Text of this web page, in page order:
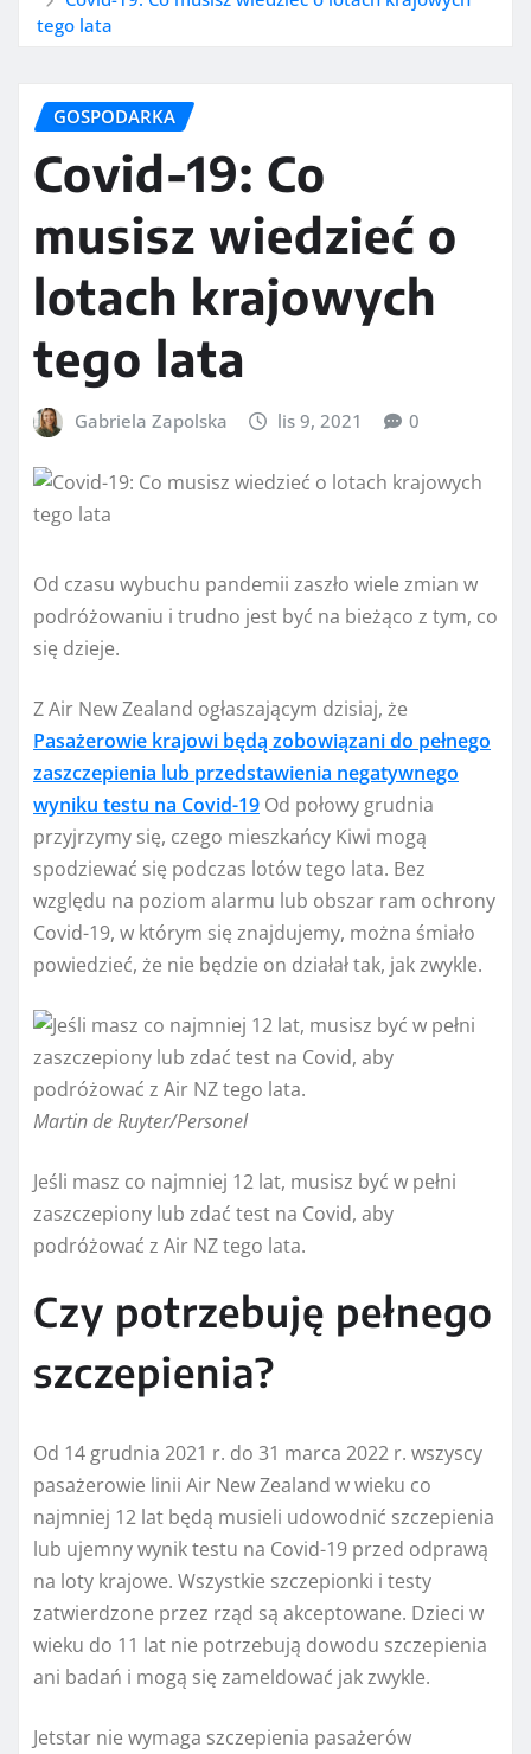
tego lata
GOSPODARKA
Covid-19: Co
musisz wiedzieć o
lotach krajowych
tego lata
Gabriela Zapolska lis 9, 2021 0
Od czasu wybuchu pandemii zaszło wiele zmian w
podróżowaniu i trudno jest być na bieżąco z tym, co
się dzieje.
Z Air New Zealand ogłaszającym dzisiaj, że
Pasażerowie krajowi będą zobowiązani do pełnego
zaszczepienia lub przedstawienia negatywnego
wyniku testu na Covid-19 Od połowy grudnia
przyjrzymy się, czego mieszkańcy Kiwi mogą
spodziewać się podczas lotów tego lata. Bez
względu na poziom alarmu lub obszar ram ochrony
Covid-19, w którym się znajdujemy, można śmiało
powiedzieć, że nie będzie on działał tak, jak zwykle.
Martin de Ruyter/Personel
Jeśli masz co najmniej 12 lat, musisz być w pełni
zaszczepiony lub zdać test na Covid, aby
podróżować z Air NZ tego lata.
Czy potrzebuję pełnego
szczepienia?
Od 14 grudnia 2021 r. do 31 marca 2022 r. wszyscy
pasażerowie linii Air New Zealand w wieku co
najmniej 12 lat będą musieli udowodnić szczepienia
lub ujemny wynik testu na Covid-19 przed odprawą
na loty krajowe. Wszystkie szczepionki i testy
zatwierdzone przez rząd są akceptowane. Dzieci w
wieku do 11 lat nie potrzebują dowodu szczepienia
ani badań i mogą się zameldować jak zwykle.
Jetstar nie wymaga szczepienia pasażerów